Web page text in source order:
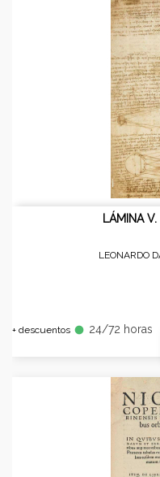
LÁMINA V.
LEONARDO
+ descuentos fiber_manual_record 24/72 horas